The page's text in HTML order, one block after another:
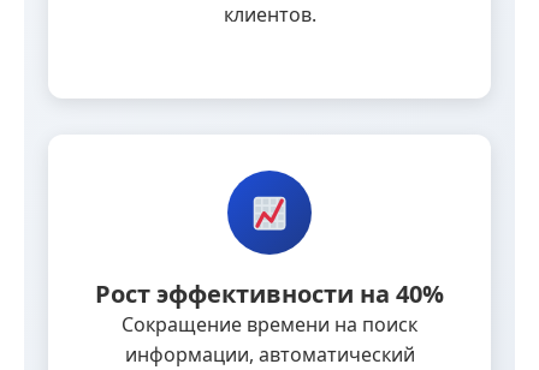
клиентов.
Рост эффективности на 40%
Сокращение времени на поиск
информации, автоматический